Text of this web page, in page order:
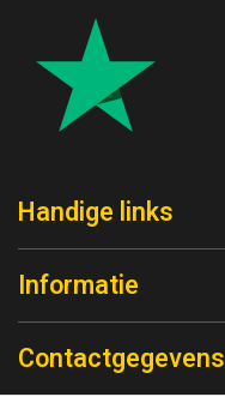
Handige links
Informatie
Contactgegevens